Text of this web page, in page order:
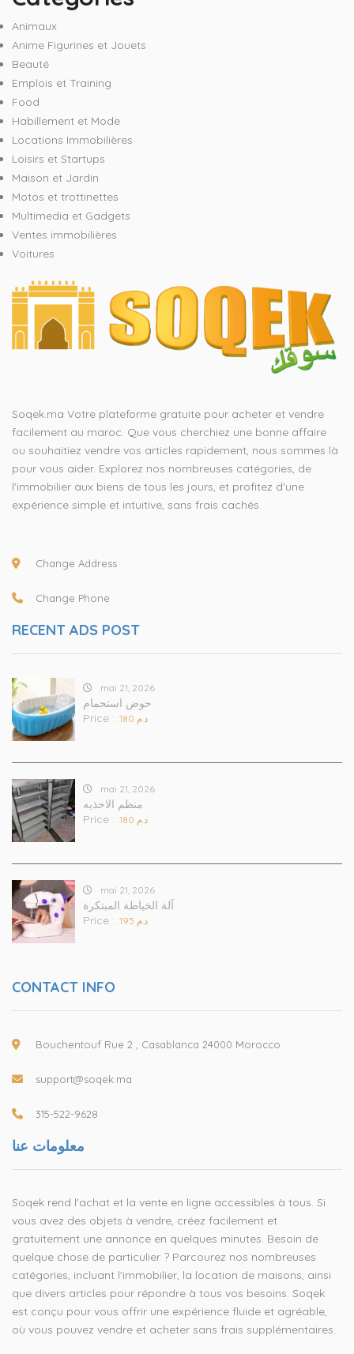
Animaux
Anime Figurines et Jouets
Beauté
Emplois et Training
Food
Habillement et Mode
Locations Immobilières
Loisirs et Startups
Maison et Jardin
Motos et trottinettes
Multimedia et Gadgets
Ventes immobilières
Voitures
Soqek.ma Votre plateforme gratuite pour acheter et vendre
facilement au maroc. Que vous cherchiez une bonne affaire
ou souhaitiez vendre vos articles rapidement, nous sommes là
pour vous aider. Explorez nos nombreuses catégories, de
l'immobilier aux biens de tous les jours, et profitez d'une
expérience simple et intuitive, sans frais cachés.
Change Address
Change Phone
RECENT ADS POST
mai 21, 2026
حوض استحمام
Price :
.د.م 180
mai 21, 2026
منظم الاحذيه
Price :
.د.م 180
mai 21, 2026
آلة الخياطة المبتكرة
Price :
.د.م 195
CONTACT INFO
Bouchentouf Rue 2 , Casablanca 24000 Morocco
support@soqek.ma
315-522-9628
معلومات عنا
Soqek rend l'achat et la vente en ligne accessibles à tous. Si
vous avez des objets à vendre, créez facilement et
gratuitement une annonce en quelques minutes. Besoin de
quelque chose de particulier ? Parcourez nos nombreuses
catégories, incluant l'immobilier, la location de maisons, ainsi
que divers articles pour répondre à tous vos besoins. Soqek
est conçu pour vous offrir une expérience fluide et agréable,
où vous pouvez vendre et acheter sans frais supplémentaires.